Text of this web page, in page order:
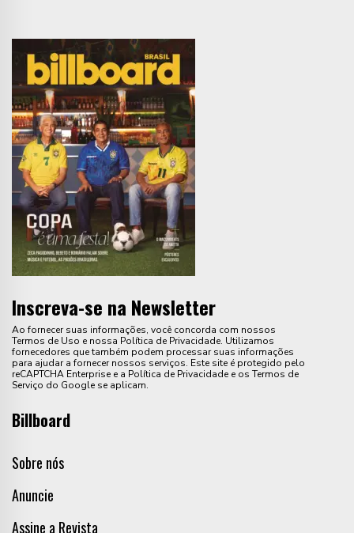
Inscreva-se na Newsletter
Ao fornecer suas informações, você concorda com nossos
Termos de Uso e nossa Política de Privacidade. Utilizamos
fornecedores que também podem processar suas informações
para ajudar a fornecer nossos serviços. Este site é protegido pelo
reCAPTCHA Enterprise e a Política de Privacidade e os Termos de
Serviço do Google se aplicam.
Billboard
Sobre nós
Anuncie
Assine a Revista